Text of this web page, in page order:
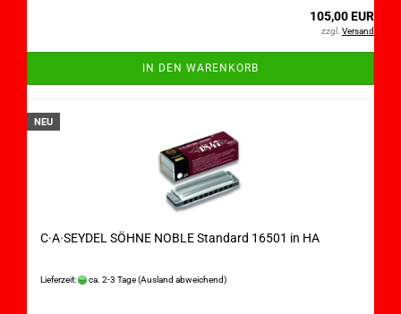
105,00 EUR
zzgl. Versand
IN DEN WARENKORB
NEU
C·A·SEYDEL SÖHNE NOBLE Standard 16501 in HA
Lieferzeit: ca. 2-3 Tage(Ausland abweichend)